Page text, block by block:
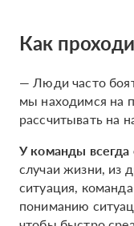
Как
— Люди часто
мы находимся на
рассчитывать на
У команды всегда
случаи жизни, из
ситуация,
пониманию